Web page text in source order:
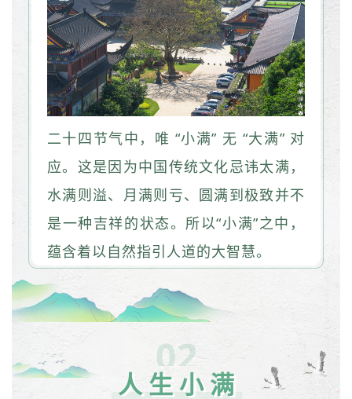
二十四节气中，唯 “小满” 无 “大满” 对
应。这是因为中国传统文化忌讳太满，
水满则溢、月满则亏、圆满到极致并不
是一种吉祥的状态。所以“小满”之中，
蕴含着以自然指引人道的大智慧。
02
人生小满